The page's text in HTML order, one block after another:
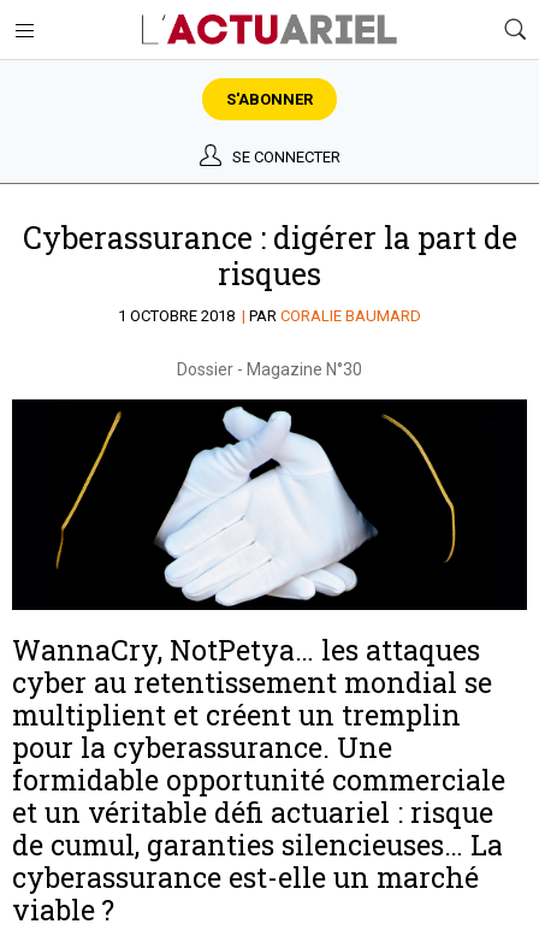
S'ABONNER
SE CONNECTER
Cyberassurance : digérer la part de
risques
1 OCTOBRE 2018 | PAR CORALIE BAUMARD
Dossier - Magazine N°30
WannaCry, NotPetya… les attaques
cyber au retentissement mondial se
multiplient et créent un tremplin
pour la cyberassurance. Une
formidable opportunité commerciale
et un véritable défi actuariel : risque
de cumul, garanties silencieuses… La
cyberassurance est-elle un marché
viable ?